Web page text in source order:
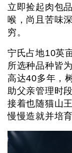
立即捡起肉包
喉，尚且苦味
穷。
宁氏占地10英
所选种品种皆
高达40多年，
助父亲管理时
接着也随猫山
慢慢造就并培